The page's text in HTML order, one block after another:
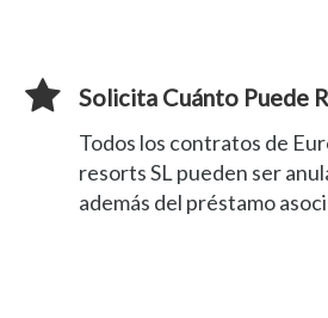
Solicita Cuánto Puede
Todos los contratos de
resorts SL pueden ser
además del préstamo